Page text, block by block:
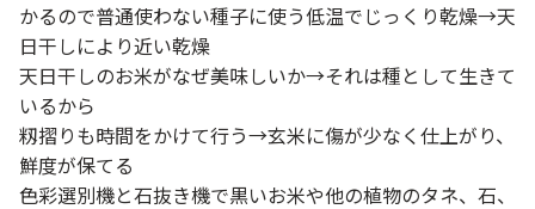
かるので普通使わない種子に使う低温でじっくり乾燥→天
日干しにより近い乾燥
天日干しのお米がなぜ美味しいか→それは種として生きて
いるから
籾摺りも時間をかけて行う→玄米に傷が少なく仕上がり、
鮮度が保てる
色彩選別機と石抜き機で黒いお米や他の植物のタネ、石、